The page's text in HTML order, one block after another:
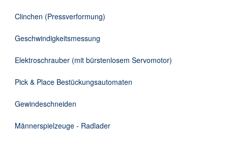
Clinchen (Pressverformung)
Geschwindigkeitsmessung
Elektroschrauber (mit bürstenlosem Servomotor)
Pick & Place Bestückungsautomaten
Gewindeschneiden
Männerspielzeuge - Radlader